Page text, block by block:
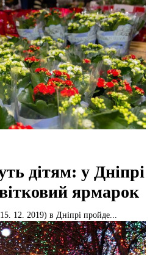
дітям: у Дніпрі
ярмарок
12. 2019) в Дніпрі пройде...